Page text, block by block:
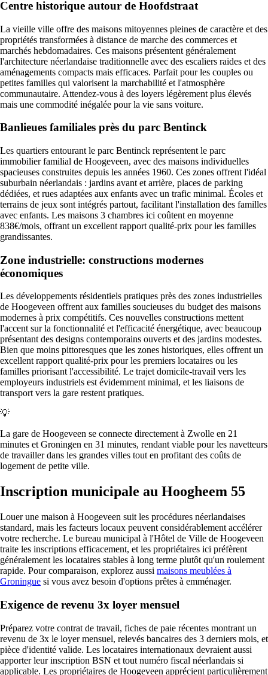
Centre historique autour de Hoofdstraat
La vieille ville offre des maisons mitoyennes pleines de caractère et des
propriétés transformées à distance de marche des commerces et
marchés hebdomadaires. Ces maisons présentent généralement
l'architecture néerlandaise traditionnelle avec des escaliers raides et des
aménagements compacts mais efficaces. Parfait pour les couples ou
petites familles qui valorisent la marchabilité et l'atmosphère
communautaire. Attendez-vous à des loyers légèrement plus élevés
mais une commodité inégalée pour la vie sans voiture.
Banlieues familiales près du parc Bentinck
Les quartiers entourant le parc Bentinck représentent le parc
immobilier familial de Hoogeveen, avec des maisons individuelles
spacieuses construites depuis les années 1960. Ces zones offrent l'idéal
suburbain néerlandais : jardins avant et arrière, places de parking
dédiées, et rues adaptées aux enfants avec un trafic minimal. Écoles et
terrains de jeux sont intégrés partout, facilitant l'installation des familles
avec enfants. Les maisons 3 chambres ici coûtent en moyenne
838€/mois, offrant un excellent rapport qualité-prix pour les familles
grandissantes.
Zone industrielle: constructions modernes
économiques
Les développements résidentiels pratiques près des zones industrielles
de Hoogeveen offrent aux familles soucieuses du budget des maisons
modernes à prix compétitifs. Ces nouvelles constructions mettent
l'accent sur la fonctionnalité et l'efficacité énergétique, avec beaucoup
présentant des designs contemporains ouverts et des jardins modestes.
Bien que moins pittoresques que les zones historiques, elles offrent un
excellent rapport qualité-prix pour les premiers locataires ou les
familles priorisant l'accessibilité. Le trajet domicile-travail vers les
employeurs industriels est évidemment minimal, et les liaisons de
transport vers la gare restent pratiques.
💡
La gare de Hoogeveen se connecte directement à Zwolle en 21
minutes et Groningen en 31 minutes, rendant viable pour les navetteurs
de travailler dans les grandes villes tout en profitant des coûts de
logement de petite ville.
Inscription municipale au Hoogheem 55
Louer une maison à Hoogeveen suit les procédures néerlandaises
standard, mais les facteurs locaux peuvent considérablement accélérer
votre recherche. Le bureau municipal à l'Hôtel de Ville de Hoogeveen
traite les inscriptions efficacement, et les propriétaires ici préfèrent
généralement les locataires stables à long terme plutôt qu'un roulement
rapide. Pour comparaison, explorez aussi maisons meublées à
Groningue si vous avez besoin d'options prêtes à emménager.
Exigence de revenu 3x loyer mensuel
Préparez votre contrat de travail, fiches de paie récentes montrant un
revenu de 3x le loyer mensuel, relevés bancaires des 3 derniers mois, et
pièce d'identité valide. Les locataires internationaux devraient aussi
apporter leur inscription BSN et tout numéro fiscal néerlandais si
applicable. Les propriétaires de Hoogeveen apprécient particulièrement